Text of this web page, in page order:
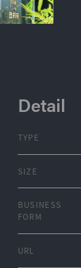
Detail
TYPE
SIZE
BUSINESS
FORM
URL